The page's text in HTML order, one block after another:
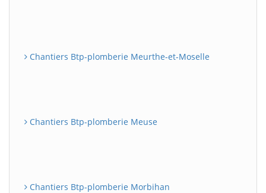
Chantiers Btp-plomberie Meurthe-et-Moselle
Chantiers Btp-plomberie Meuse
Chantiers Btp-plomberie Morbihan